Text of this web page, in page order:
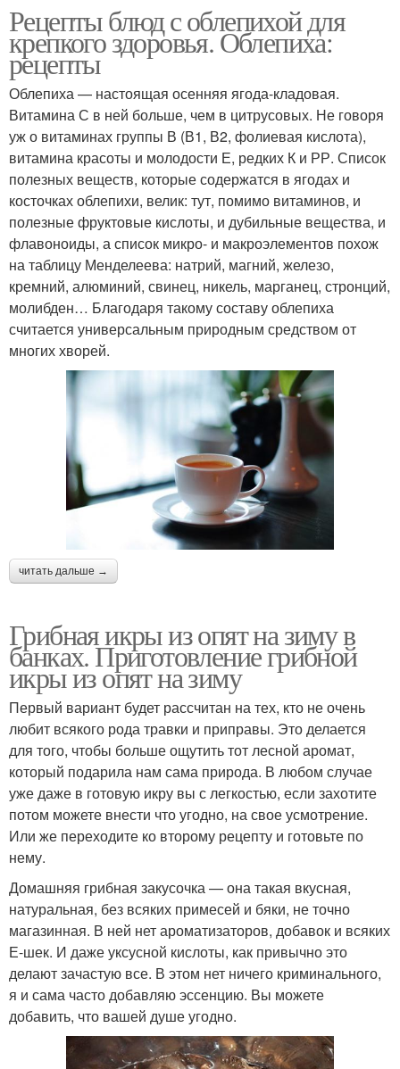
Рецепты блюд с облепихой для
крепкого здоровья. Облепиха:
рецепты
Облепиха — настоящая осенняя ягода-кладовая.
Витамина С в ней больше, чем в цитрусовых. Не говоря
уж о витаминах группы В (В1, В2, фолиевая кислота),
витамина красоты и молодости Е, редких К и РР. Список
полезных веществ, которые содержатся в ягодах и
косточках облепихи, велик: тут, помимо витаминов, и
полезные фруктовые кислоты, и дубильные вещества, и
флавоноиды, а список микро- и макроэлементов похож
на таблицу Менделеева: натрий, магний, железо,
кремний, алюминий, свинец, никель, марганец, стронций,
молибден… Благодаря такому составу облепиха
считается универсальным природным средством от
многих хворей.
читать дальше →
Грибная икры из опят на зиму в
банках. Приготовление грибной
икры из опят на зиму
Первый вариант будет рассчитан на тех, кто не очень
любит всякого рода травки и приправы. Это делается
для того, чтобы больше ощутить тот лесной аромат,
который подарила нам сама природа. В любом случае
уже даже в готовую икру вы с легкостью, если захотите
потом можете внести что угодно, на свое усмотрение.
Или же переходите ко второму рецепту и готовьте по
нему.
Домашняя грибная закусочка — она такая вкусная,
натуральная, без всяких примесей и бяки, не точно
магазинная. В ней нет ароматизаторов, добавок и всяких
Е-шек. И даже уксусной кислоты, как привычно это
делают зачастую все. В этом нет ничего криминального,
я и сама часто добавляю эссенцию. Вы можете
добавить, что вашей душе угодно.